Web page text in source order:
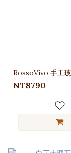
RossoVivo 手工
NT$790